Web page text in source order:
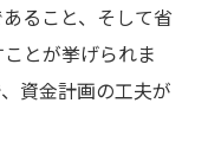
ること、そして省
とが挙げられま
資金計画の工夫が